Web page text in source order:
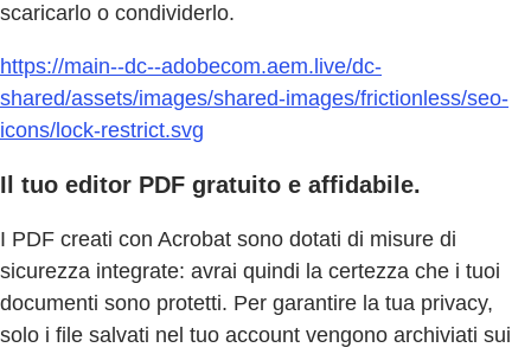
scaricarlo o condividerlo.
https://main--dc--adobecom.aem.live/dc-
shared/assets/images/shared-images/frictionless/seo-
icons/lock-restrict.svg
Il tuo editor PDF gratuito e affidabile.
I PDF creati con Acrobat sono dotati di misure di
sicurezza integrate: avrai quindi la certezza che i tuoi
documenti sono protetti. Per garantire la tua privacy,
solo i file salvati nel tuo account vengono archiviati sui